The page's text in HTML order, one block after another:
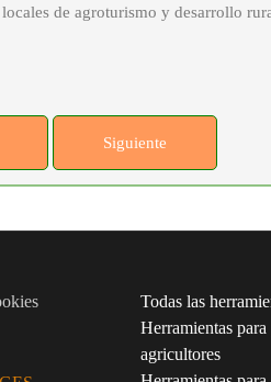
de agroturismo y desarrollo
Siguiente
Todas las
Herramientas
agricultores